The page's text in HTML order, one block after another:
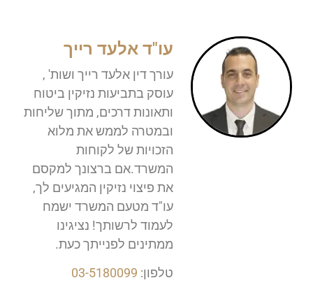
עו"ד אלעד רייך
עורך דין אלעד רייך ושות' ,
עוסק בתביעות נזיקין ביטוח
ותאונות דרכים, מתוך שליחות
ובמטרה לממש את מלוא
הזכויות של לקוחות
המשרד.אם ברצונך למקסם
את פיצוי נזיקין המגיעים לך,
עו"ד מטעם המשרד ישמח
לעמוד לרשותך! נציגינו
ממתינים לפנייתך כעת.
טלפון: 03-5180099